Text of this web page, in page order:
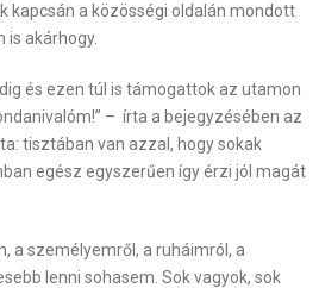
kapcsán a közösségi oldalán mondott
akárhogy.
és ezen túl is támogattok az utamon
– írta a bejegyzésében az
tisztában van azzal, hogy sokak
egész egyszerűen így érzi jól magát
a személyemről, a ruháimról, a
lenni sohasem. Sok vagyok, sok